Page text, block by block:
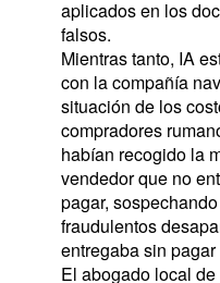
aplicados en los
falsos.
Mientras tanto, IA
con la compañía
situación de los
compradores
habían recogido la
vendedor que no
pagar,
fraudulentos
entregaba sin pagar
El abogado local